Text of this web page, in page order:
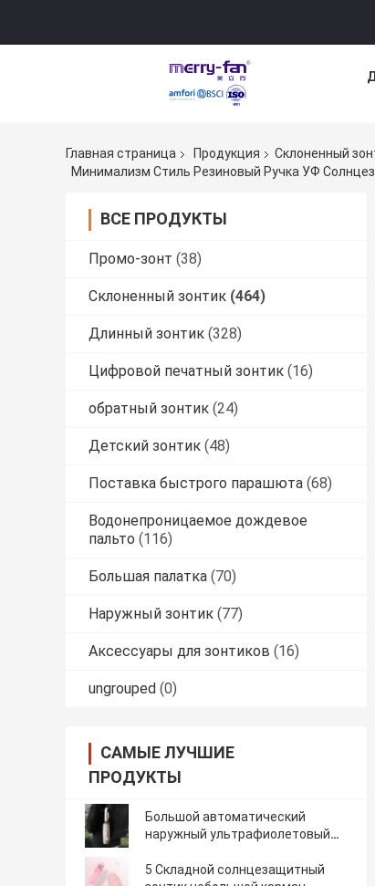
Главная страница Продукция
Склоненный
Минимализм Стиль Резиновый Ручка УФ
ВСЕ ПРОДУКТЫ
Промо-зонт (38)
Склоненный зонтик (464)
Длинный зонтик (328)
Цифровой печатный зонтик (16)
обратный зонтик (24)
Детский зонтик (48)
Поставка быстрого парашюта (68)
Водонепроницаемое дождевое
пальто (116)
Большая палатка (70)
Наружный зонтик (77)
Аксессуары для зонтиков (16)
ungrouped (0)
САМЫЕ ЛУЧШИЕ
ПРОДУКТЫ
Большой автоматический
наружный ультрафиолетовый
для дождя идеально подходит
5 Складной солнцезащитный